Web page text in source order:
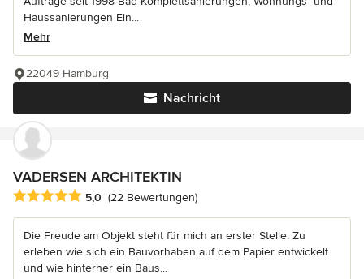
Haussanierungen Ein...
Mehr
Nachricht
22049 Hamburg
VADERSEN ARCHITEKTIN
Durchschnittliche Bewertung: 5 von 5 Sternen
5,0 (22 Bewertungen)
Die Freude am Objekt steht für mich an erster Stelle. Zu
erleben wie sich ein Bauvorhaben auf dem Papier entwickelt
und wie hinterher ein Baus...